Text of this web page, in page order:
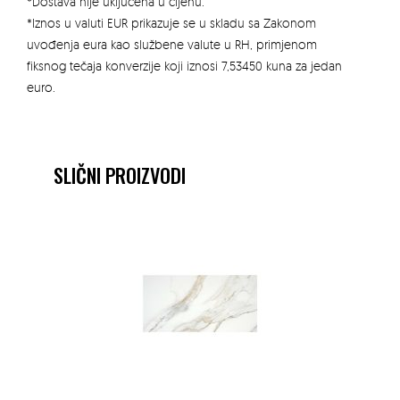
*Iznos u valuti EUR prikazuje se u skladu sa Zakonom
uvođenja eura kao službene valute u RH, primjenom
fiksnog tečaja konverzije koji iznosi 7,53450 kuna za jedan
euro.
SLIČNI PROIZVODI